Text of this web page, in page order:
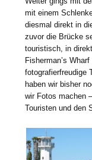
mit einem
diesmal direkt in
zuvor die Brücke
touristisch, in
Fisherman’s
fotografierfreudige
haben wir bisher
wir Fotos machen
Touristen und den